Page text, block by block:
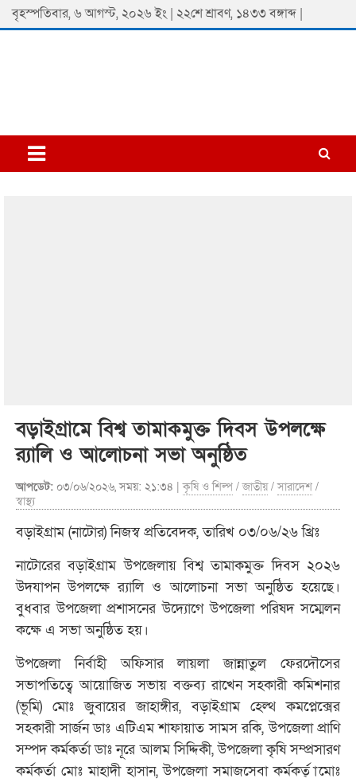
Skip
to
বৃহস্পতিবার, ৬ আগস্ট, ২০২৬ ইং | ২২শে শ্রাবণ, ১৪৩৩ বঙ্গাব্দ |
Padmaprobaha
Online Newspaper Portal
বড়াইগ্রামে বিশ্ব তামাকমুক্ত দিবস উপলক্ষে
র‌্যালি ও আলোচনা সভা অনুষ্ঠিত
আপডেট: ০৩/০৬/২০২৬, সময়: ২১:৩৪ |কৃষি ও শিল্প /জাতীয়/সারাদেশ /
স্বাস্থ্য
বড়াইগ্রাম (নাটোর) নিজস্ব প্রতিবেদক, তারিখ ০৩/০৬/২৬ খ্রিঃ
নাটোরের বড়াইগ্রাম উপজেলায় বিশ্ব তামাকমুক্ত দিবস ২০২৬
উদযাপন উপলক্ষে র‌্যালি ও আলোচনা সভা অনুষ্ঠিত হয়েছে।
বুধবার উপজেলা প্রশাসনের উদ্যোগে উপজেলা পরিষদ সম্মেলন
কক্ষে এ সভা অনুষ্ঠিত হয়।
উপজেলা নির্বাহী অফিসার লায়লা জান্নাতুল ফেরদৌসের
সভাপতিত্বে আয়োজিত সভায় বক্তব্য রাখেন সহকারী কমিশনার
(ভূমি) মোঃ জুবায়ের জাহাঙ্গীর, বড়াইগ্রাম হেল্থ কমপ্লেক্সের
সহকারী সার্জন ডাঃ এটিএম শাফায়াত সামস রকি, উপজেলা প্রাণি
সম্পদ কর্মকর্তা ডাঃ নূরে আলম সিদ্দিকী, উপজেলা কৃষি সম্প্রসারণ
কর্মকর্তা মোঃ মাহাদী হাসান, উপজেলা সমাজসেবা কর্মকর্ত্ ামোঃ